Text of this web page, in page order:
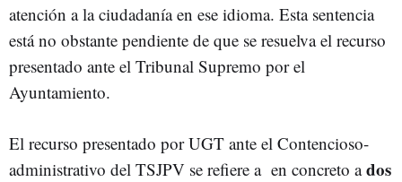
atención a la ciudadanía en ese idioma. Esta sentencia
está no obstante pendiente de que se resuelva el recurso
presentado ante el Tribunal Supremo por el
Ayuntamiento.
El recurso presentado por UGT ante el Contencioso-
administrativo del TSJPV se refiere a en concreto ados